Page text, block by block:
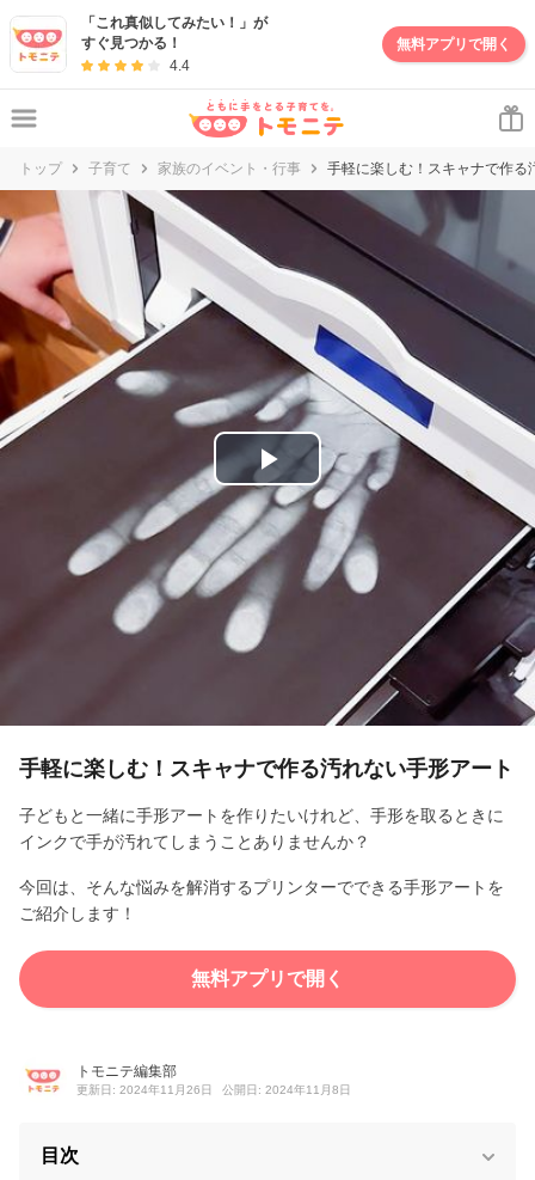
「これ真似してみたい！」が
すぐ見つかる！
4.4
無料アプリで開く
トップ 子育て 家族のイベント・行事 手軽に楽しむ！スキャナで作る
P
l
a
i
d
e
手軽に楽しむ！スキャナで作る汚れない手形アート
子どもと一緒に手形アートを作りたいけれど、手形を取るときに
インクで手が汚れてしまうことありませんか？
今回は、そんな悩みを解消するプリンターでできる手形アートを
ご紹介します！
無料アプリで開く
トモニテ編集部
更新日: 2024年11月26日 公開日: 2024年11月8日
目次
妊娠・出産・子育て情報サイト | トモニテ